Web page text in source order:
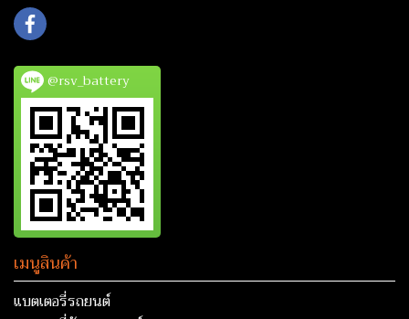
@rsv_battery
เมนูสินค้า
แบตเตอรี่รถยนต์